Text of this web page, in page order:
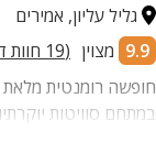
גליל עליון, אמירים
9.9 מצוין (
19 חוות
חופשה רומנטית מלאת
במתחם סוויטות
המשקיפה אל הנוף